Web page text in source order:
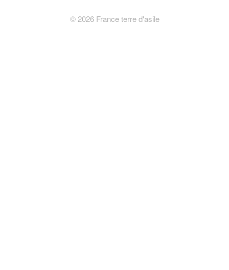
© 2026France terre d'asile